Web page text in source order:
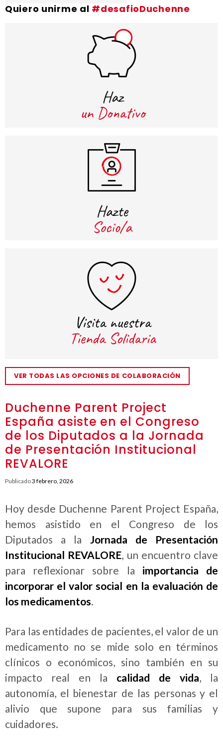
Duchenne Parent Project
España asiste en el Congreso
de los Diputados a la Jornada
de Presentación Institucional
REVALORE
Publicado3 febrero, 2026
Hoy desde Duchenne Parent Project España,
hemos asistido en el Congreso de los
Diputados a la Jornada de Presentación
Institucional REVALORE, un encuentro clave
para reflexionar sobre la importancia de
incorporar el valor social en la evaluación de
los medicamentos.
Para las entidades de pacientes, el valor de un
medicamento no se mide solo en términos
clínicos o económicos, sino también en su
impacto real en la calidad de vida, la
autonomía, el bienestar de las personas y el
alivio que supone para sus familias y
cuidadores.
Quiero unirme al #desafioDuchenne
VER TODAS LAS OPCIONES DE COLABORACIÓN